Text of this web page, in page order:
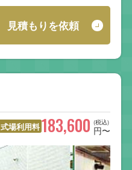
見積もりを依頼
式場利用料 (税込)
183,600 円〜